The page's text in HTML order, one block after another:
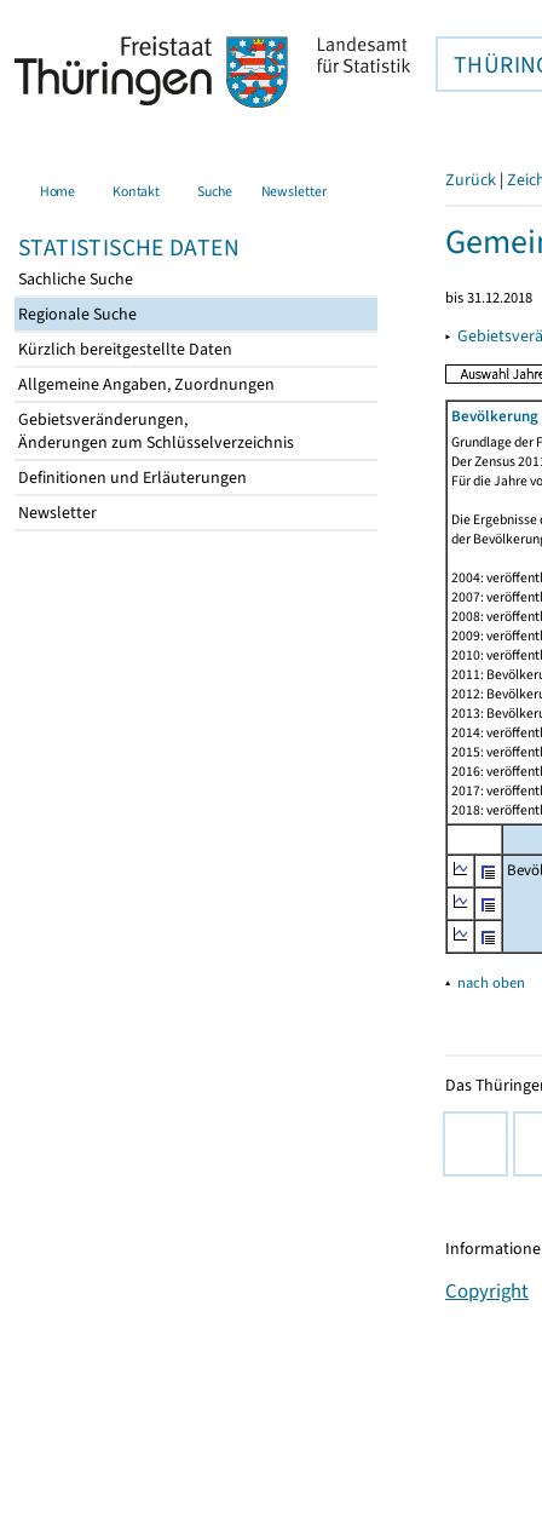
Home Kontakt Suche Newsletter
STATISTISCHE DATEN
Sachliche Suche
Regionale Suche
Kürzlich bereitgestellte Daten
Allgemeine Angaben, Zuordnungen
Gebietsveränderungen,
Änderungen zum Schlüsselverzeichnis
Definitionen und Erläuterungen
Newsletter
Zurück |
bis 31.12.2018
▸
Grundlage der
Der Zensus
Für die Jahre
Die
der
2004:
2007:
2008:
2009:
2010:
2011:
2012:
2013:
2014:
2015:
2016:
2017:
2018:
▴ nach oben
Das
Copyright